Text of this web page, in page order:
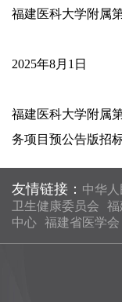
福建医科大学附属
2025年8月1日
福建医科大学附属
务项目预公告版招
友情链接： 中华
卫生健康委员会
福
中心 福建省医学会